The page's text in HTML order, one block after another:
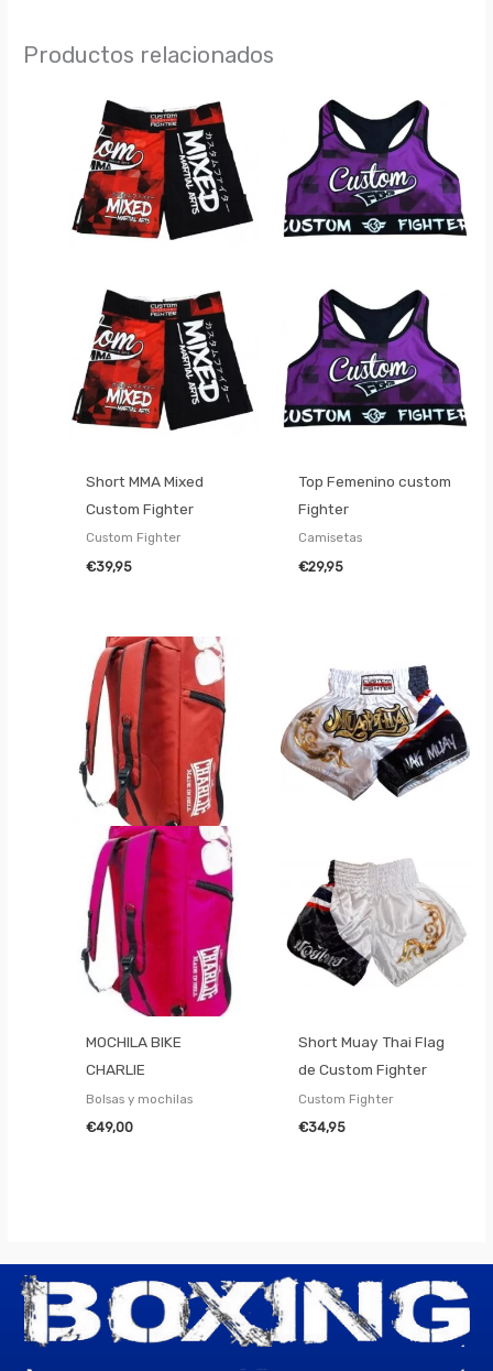
Productos relacionados
Short MMA Mixed
Custom Fighter
Custom Fighter
€39,95
Top Femenino custom
Fighter
Camisetas
€29,95
MOCHILA BIKE
CHARLIE
Bolsas y mochilas
€49,00
Short Muay Thai Flag
de Custom Fighter
Custom Fighter
€34,95